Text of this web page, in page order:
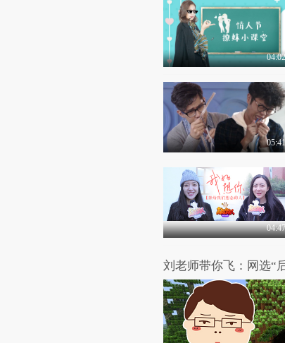
04:02
05:41
04:47